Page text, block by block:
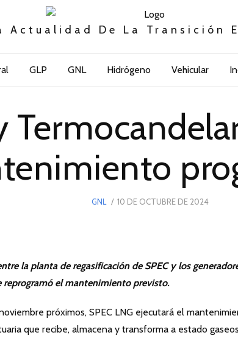
Actualidad De La Transición
GLP GNL Hidrógeno Vehicular
GNL
POSTED
10 DE OCTUBRE DE 2024
la planta de regasificación de SPEC y los
reprogramó el mantenimiento previsto.
próximos, SPEC LNG ejecutará el
que recibe, almacena y transforma a estado